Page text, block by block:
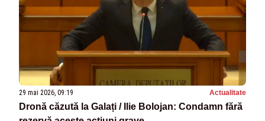
29 mai 2026, 09:19 Actualitate
Dronă căzută la Galați / Ilie Bolojan: Condamn fără